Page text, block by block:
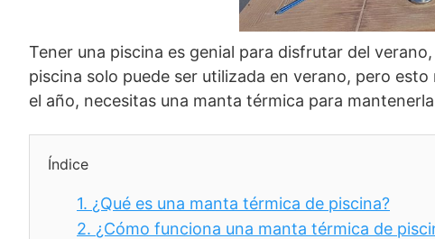
Tener una piscina es genial para disfrutar del
piscina solo puede ser utilizada en verano, pero
el año, necesitas una manta térmica para
Índice
1. ¿Qué es una manta térmica de piscina?
2. ¿Cómo funciona una manta térmica de